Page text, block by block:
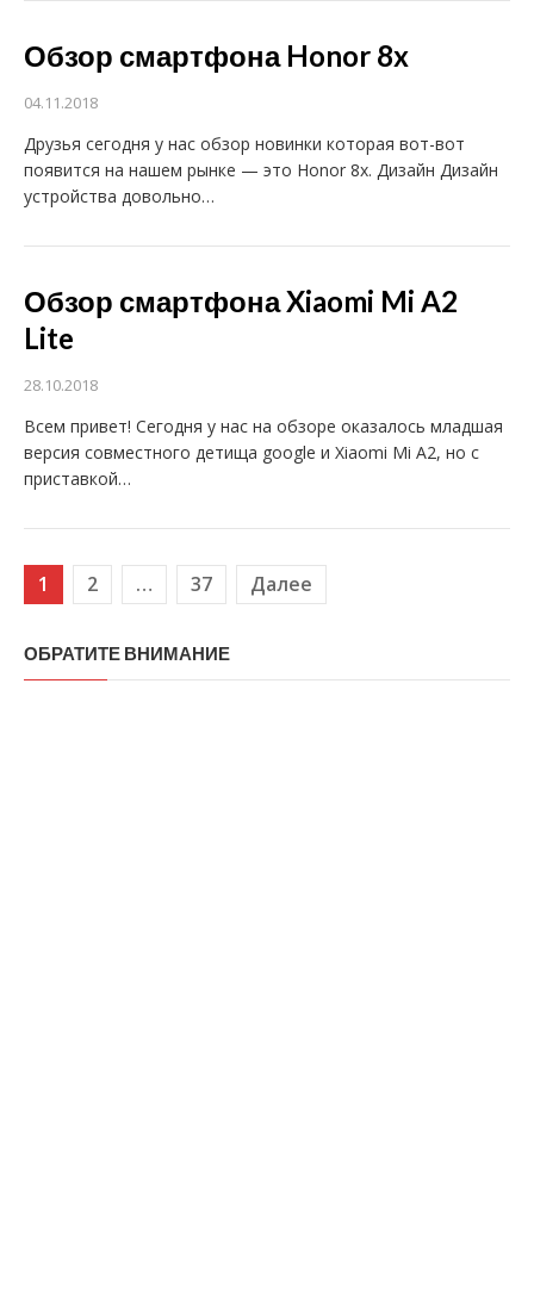
Обзор смартфона Honor 8x
04.11.2018
Друзья сегодня у нас обзор новинки которая вот-вот
появится на нашем рынке — это Honor 8x. Дизайн Дизайн
устройства довольно…
Обзор смартфона Xiaomi Mi A2
Lite
28.10.2018
Всем привет! Сегодня у нас на обзоре оказалось младшая
версия совместного детища google и Xiaomi Mi A2, но с
приставкой…
Навигация по записям
1 2 … 37 Далее
ОБРАТИТЕ ВНИМАНИЕ